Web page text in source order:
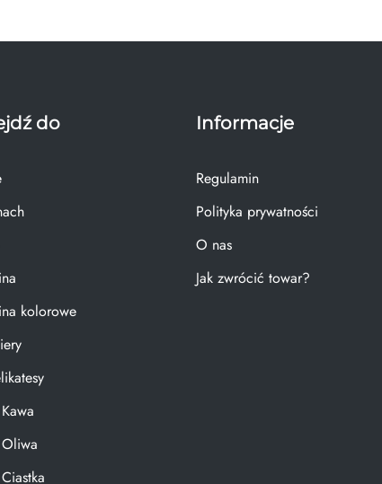
do
kolorowe
Kawa
Oliwa
Ciastka
Informacje
Regulamin
Polityka prywatności
O nas
Jak zwrócić towar?